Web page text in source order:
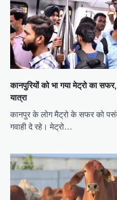
कानपुरियों को भा गया मेट्रो का
यात्रा
कानपुर के लोग मैट्रो के सफर को
गवाही दे रहे। मेट्रो…